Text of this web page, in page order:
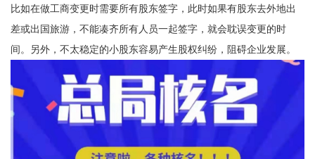
比如在做工商变更时需要所有股东签字，此时如果有股东去外地出
差或出国旅游，不能凑齐所有人员一起签字，就会耽误变更的时
间。另外，不太稳定的小股东容易产生股权纠纷，阻碍企业发展。